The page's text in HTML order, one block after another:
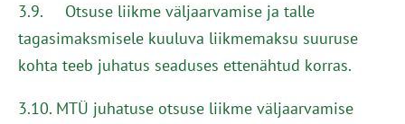
3.9. Otsuse liikme väljaarvamise ja talle
tagasimaksmisele kuuluva liikmemaksu suuruse
kohta teeb juhatus seaduses ettenähtud korras.
3.10. MTÜ juhatuse otsuse liikme väljaarvamise